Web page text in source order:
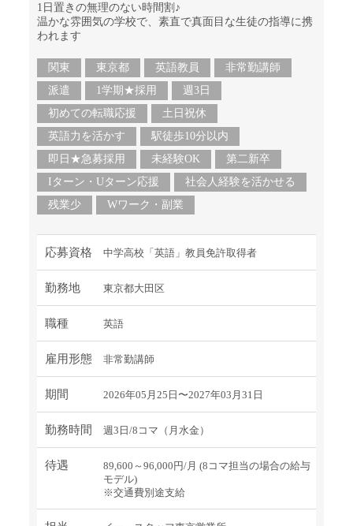
1日置きの無理のない時間割♪
温かな雰囲気の学校で、素直で真面目な生徒の指導に携
われます
関東 東京都 英語教員
非常勤講師
派遣
1学期★採用
週3日
初めての転職応援
土日祝休
英語力を活かす
駅徒歩10分以内
即日★急募採用
未経験OK
第二新卒
Iターン・Uターン応援
社会人経験を活かせる
残業少
Wワーク・副業
応募資格 中学高校「英語」教員免許取得者
勤務地 東京都大田区
職種 英語
雇用形態 非常勤講師
期間 2026年05月25日〜2027年03月31日
勤務時間 週3日/8コマ（月水金）
待遇
89,600～96,000円/月 (8コマ担当の場合の給与
モデル)
※交通費別途支給